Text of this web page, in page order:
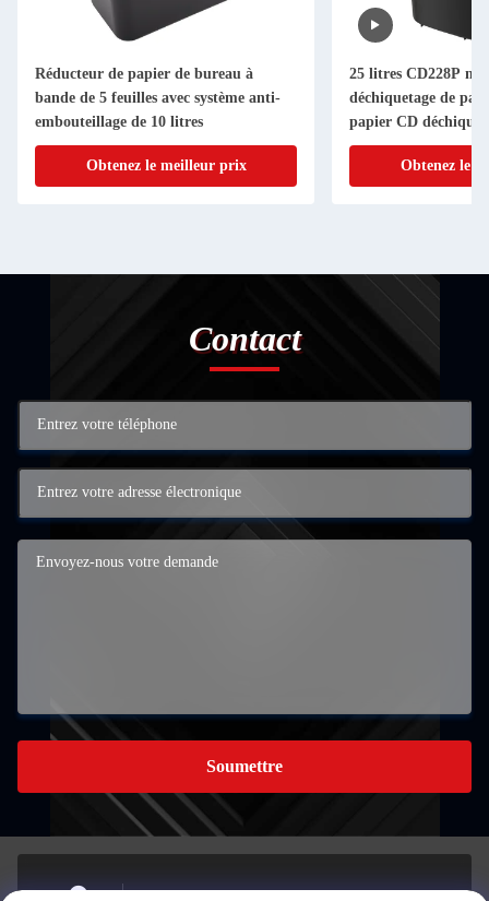
Réducteur de papier de bureau à
bande de 5 feuilles avec système anti-
embouteillage de 10 litres
Obtenez le meilleur prix
25 litres CD228P
déchiquetage de
papier CD
Obtenez le
Contact
Soumettre